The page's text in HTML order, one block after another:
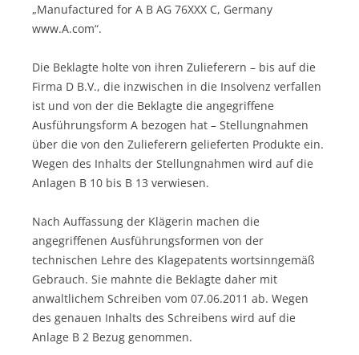
„Manufactured for A B AG 76XXX C, Germany
www.A.com“.
Die Beklagte holte von ihren Zulieferern – bis auf die
Firma D B.V., die inzwischen in die Insolvenz verfallen
ist und von der die Beklagte die angegriffene
Ausführungsform A bezogen hat – Stellungnahmen
über die von den Zulieferern gelieferten Produkte ein.
Wegen des Inhalts der Stellungnahmen wird auf die
Anlagen B 10 bis B 13 verwiesen.
Nach Auffassung der Klägerin machen die
angegriffenen Ausführungsformen von der
technischen Lehre des Klagepatents wortsinngemäß
Gebrauch. Sie mahnte die Beklagte daher mit
anwaltlichem Schreiben vom 07.06.2011 ab. Wegen
des genauen Inhalts des Schreibens wird auf die
Anlage B 2 Bezug genommen.